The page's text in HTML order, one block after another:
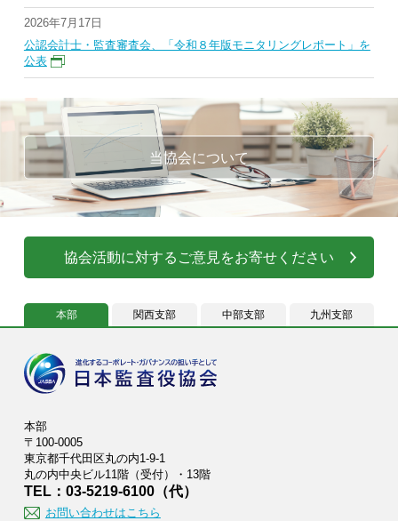
2026年7月17日
公認会計士・監査審査会、「令和８年版モニタリングレポート」を
公表
当協会について
協会活動に対するご意見をお寄せください
本部 関西支部 中部支部 九州支部
本部
〒100-0005
東京都千代田区丸の内1-9-1
丸の内中央ビル11階（受付）・13階
TEL：03-5219-6100（代）
お問い合わせはこちら